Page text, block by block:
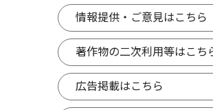
情報提供・ご意見はこちら
著作物の二次利用等はこち
広告掲載はこちら